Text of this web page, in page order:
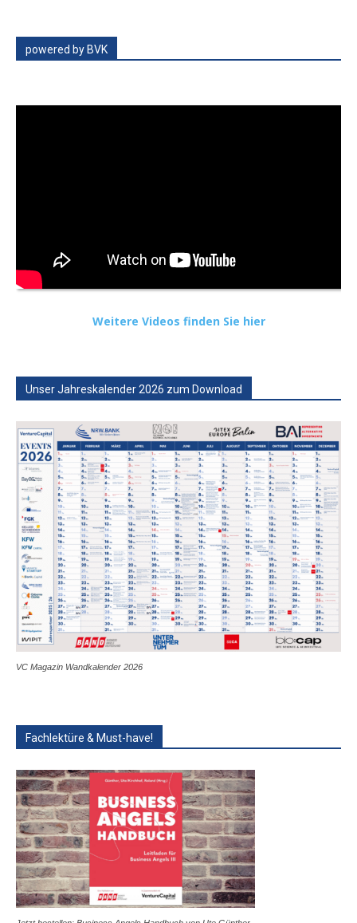
powered by BVK
Weitere Videos finden Sie hier
Unser Jahreskalender 2026 zum Download
VC Magazin Wandkalender 2026
Fachlektüre & Must-have!